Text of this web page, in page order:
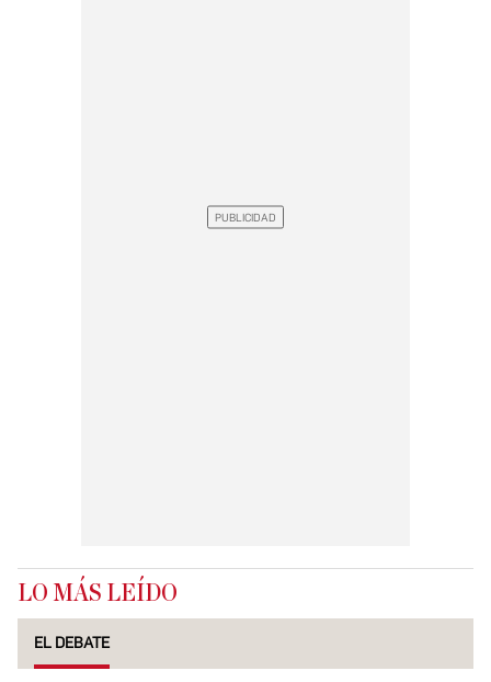
LO MÁS LEÍDO
EL DEBATE